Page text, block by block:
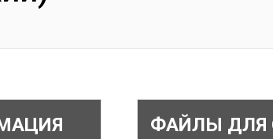
ФАЙЛЫ ДЛЯ